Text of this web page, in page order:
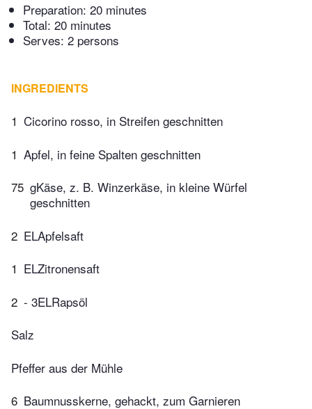
Preparation: 20 minutes
Total: 20 minutes
Serves: 2 persons
INGREDIENTS
1 Cicorino rosso, in Streifen geschnitten
1 Apfel, in feine Spalten geschnitten
75 gKäse, z. B. Winzerkäse, in kleine Würfel
geschnitten
2 ELApfelsaft
1 ELZitronensaft
2 - 3ELRapsöl
Salz
Pfeffer aus der Mühle
6 Baumnusskerne, gehackt, zum Garnieren